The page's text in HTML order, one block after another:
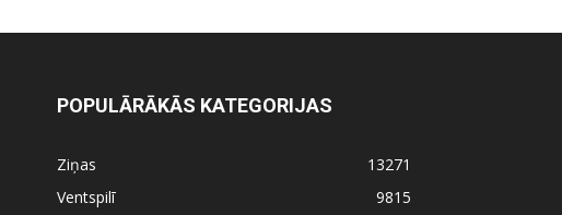
POPULĀRĀKĀS KATEGORIJAS
Ziņas
13271
Ventspilī
9815